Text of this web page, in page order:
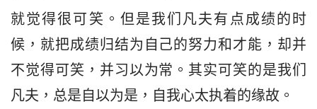
就觉得很可笑。但是我们凡夫有点成绩的时
候，就把成绩归结为自己的努力和才能，却并
不觉得可笑，并习以为常。其实可笑的是我们
凡夫，总是自以为是，自我心太执着的缘故。